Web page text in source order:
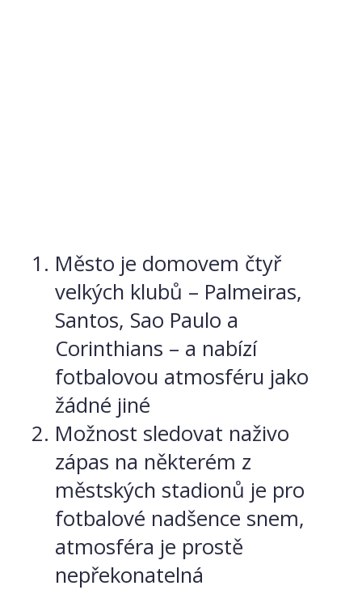
Město je domovem čtyř
velkých klubů – Palmeiras,
Santos, Sao Paulo a
Corinthians – a nabízí
fotbalovou atmosféru jako
žádné jiné
Možnost sledovat naživo
zápas na některém z
městských stadionů je pro
fotbalové nadšence snem,
atmosféra je prostě
nepřekonatelná